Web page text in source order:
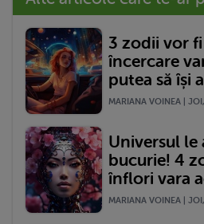
3 zodii vor
încercare
putea să își
MARIANA VOINEA |
Universul le
bucurie! 4
înflori vara
MARIANA VOINEA |